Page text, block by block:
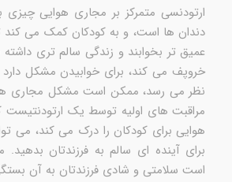
ارتودنسی متمرکز بر مجاری هوایی
دندان ها است، و به کودکان کمک می کند
عمیق تر بخوابند و زندگی سالم تری داشته
خروپف می کند، برای خوابیدن مشکل
نظر می رسد، ممکن است مشکل مجاری
مراقبت های اولیه توسط یک ارتودنتیست
هوایی برای کودکان را درک می کند، می
برای آینده ای سالم به فرزندتان بدهید.
است سلامتی و شادی فرزندتان به آن